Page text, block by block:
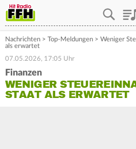
Nachrichten > Top-Meldungen > Weniger
als erwartet
07.05.2026, 17:05 Uhr
Finanzen
WENIGER
STAAT ALS ERWARTET